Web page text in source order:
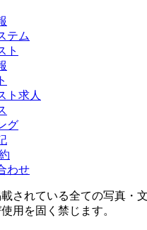
テム
ト
ト求人
グ
わせ
されている全ての写真・
用を固く禁じます。